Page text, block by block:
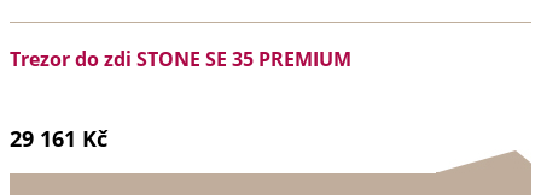
Trezor do zdi STONE SE 35 PREMIUM
29 161 Kč